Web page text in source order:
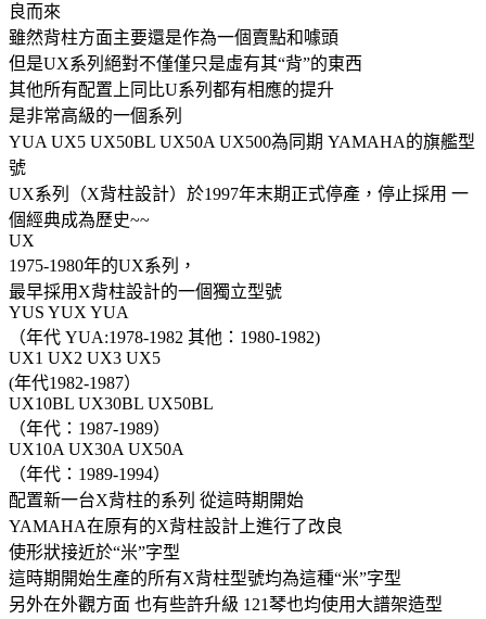
良而來
雖然背柱方面主要還是作為一個賣點和噱頭
但是UX系列絕對不僅僅只是虛有其“背”的東西
其他所有配置上同比U系列都有相應的提升
是非常高級的一個系列
YUA UX5 UX50BL UX50A UX500為同期 YAMAHA的旗艦型
號
UX系列（X背柱設計）於1997年末期正式停產，停止採用 一
個經典成為歷史~~
UX
1975-1980年的UX系列，
最早採用X背柱設計的一個獨立型號
YUS YUX YUA
（年代 YUA:1978-1982 其他：1980-1982)
UX1 UX2 UX3 UX5
(年代1982-1987）
UX10BL UX30BL UX50BL
（年代：1987-1989）
UX10A UX30A UX50A
（年代：1989-1994）
配置新一台X背柱的系列 從這時期開始
YAMAHA在原有的X背柱設計上進行了改良
使形狀接近於“米”字型
這時期開始生產的所有X背柱型號均為這種“米”字型
另外在外觀方面 也有些許升級 121琴也均使用大譜架造型